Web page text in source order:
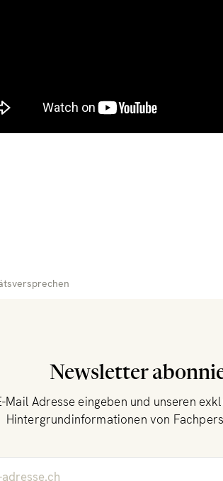
Newsletter
Mail Adresse eingeben und unseren
Hintergrundinformationen von